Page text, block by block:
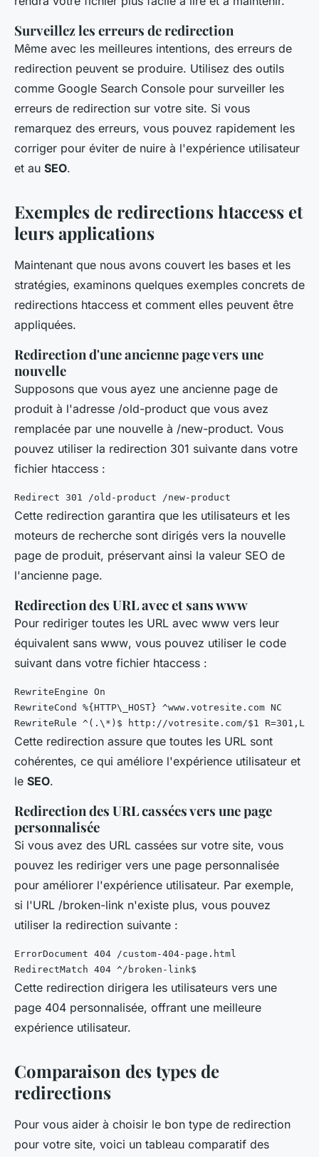
Surveillez les erreurs de redirection
Même avec les meilleures intentions, des erreurs de
redirection peuvent se produire. Utilisez des outils
comme Google Search Console pour surveiller les
erreurs de redirection sur votre site. Si vous
remarquez des erreurs, vous pouvez rapidement les
corriger pour éviter de nuire à l'expérience utilisateur
et au SEO.
Exemples de redirections htaccess et
leurs applications
Maintenant que nous avons couvert les bases et les
stratégies, examinons quelques exemples concrets de
redirections htaccess et comment elles peuvent être
appliquées.
Redirection d'une ancienne page vers une
nouvelle
Supposons que vous ayez une ancienne page de
produit à l'adresse /old-product que vous avez
remplacée par une nouvelle à /new-product. Vous
pouvez utiliser la redirection 301 suivante dans votre
fichier htaccess :
Cette redirection garantira que les utilisateurs et les
moteurs de recherche sont dirigés vers la nouvelle
page de produit, préservant ainsi la valeur SEO de
l'ancienne page.
Redirection des URL avec et sans www
Pour rediriger toutes les URL avec www vers leur
équivalent sans www, vous pouvez utiliser le code
suivant dans votre fichier htaccess :
RewriteEngine On
RewriteCond %{HTTP\_HOST} ^www.votresite.com NC
Cette redirection assure que toutes les URL sont
cohérentes, ce qui améliore l'expérience utilisateur et
le SEO.
Redirection des URL cassées vers une page
personnalisée
Si vous avez des URL cassées sur votre site, vous
pouvez les rediriger vers une page personnalisée
pour améliorer l'expérience utilisateur. Par exemple,
si l'URL /broken-link n'existe plus, vous pouvez
utiliser la redirection suivante :
ErrorDocument 404 /custom-404-page.html
Cette redirection dirigera les utilisateurs vers une
page 404 personnalisée, offrant une meilleure
expérience utilisateur.
Comparaison des types de
redirections
Pour vous aider à choisir le bon type de redirection
pour votre site, voici un tableau comparatif des